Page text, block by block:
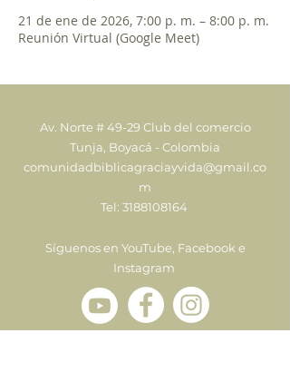
21 de ene de 2026, 7:00 p. m. – 8:00 p. m.
Reunión Virtual (Google Meet)
Av. Norte # 49-29 Club del comercio
Tunja, Boyacá - Colombia
comunidadbiblicagraciayvida@gmail.co
m
Tel: 3188108164
Síguenos en YouTube, Facebook e
Instagram